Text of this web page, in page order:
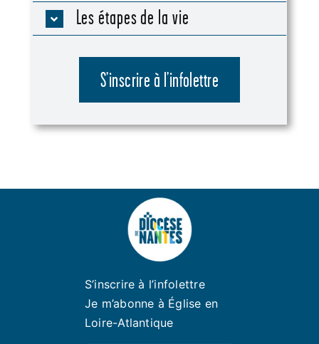
Les étapes de la vie
S’inscrire à l’infolettre
S’inscrire à l’infolettre
Je m’abonne à Église en
Loire-Atlantique